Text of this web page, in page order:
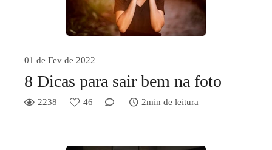
01 de Fev de 2022
8 Dicas para sair bem na foto
2238 46 2min de leitura